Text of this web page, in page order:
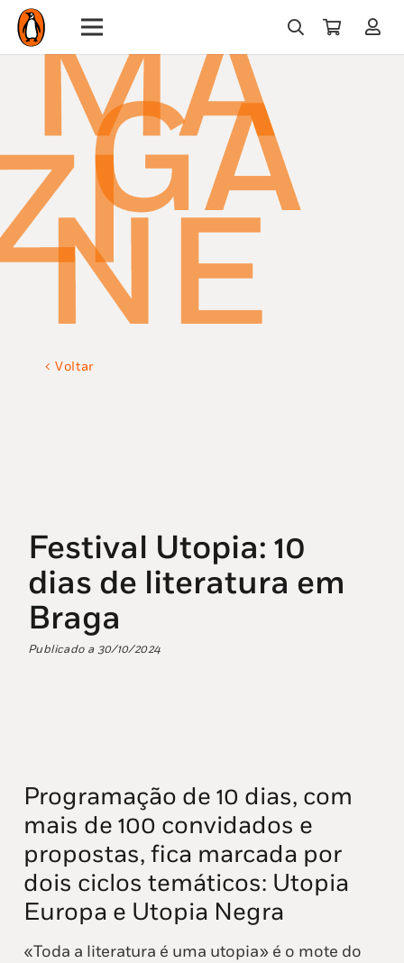
Voltar
Festival Utopia: 10
dias de literatura em
Braga
Publicado a 30/10/2024
Programação de 10 dias, com
mais de 100 convidados e
propostas, fica marcada por
dois ciclos temáticos: Utopia
Europa e Utopia Negra
«Toda a literatura é uma utopia» é o mote do